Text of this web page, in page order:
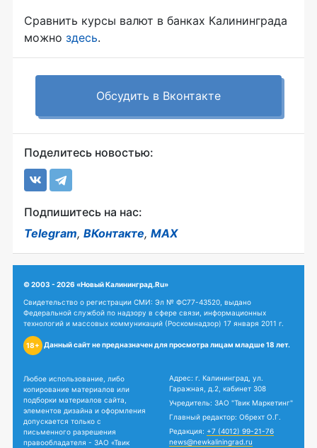
Сравнить курсы валют в банках Калининграда
можно здесь.
Обсудить в Вконтакте
Поделитесь новостью:
Подпишитесь на нас:
Telegram, ВКонтакте, MAX
© 2003 - 2026 «Новый Калининград.Ru»
Свидетельство о регистрации СМИ: Эл № ФС77-43520, выдано
Федеральной службой по надзору в сфере связи, информационных
технологий и массовых коммуникаций (Роскомнадзор) 17 января 2011 г.
18+ Данный сайт не предназначен для просмотра лицам младше 18 лет.
Любое использование, либо
копирование материалов или
подборки материалов сайта,
элементов дизайна и оформления
допускается только с
письменного разрешения
правообладателя - ЗАО «Твик
Адрес: г. Калининград, ул.
Гаражная, д.2, кабинет 308
Учредитель: ЗАО "Твик Маркетинг"
Главный редактор: Обрехт О.Г.
Редакция: +7 (4012) 99-21-76
news@newkaliningrad.ru